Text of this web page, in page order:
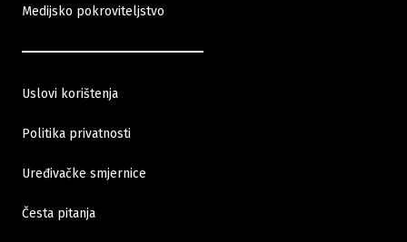
Medijsko pokroviteljstvo
Uslovi korištenja
Politika privatnosti
Uređivačke smjernice
Česta pitanja